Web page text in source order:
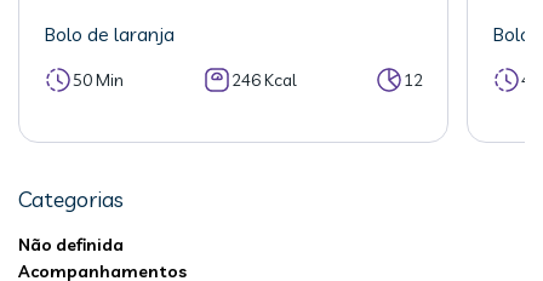
Bolo de laranja
50 Min 246 Kcal 12
Bolo
Categorias
Não definida
Acompanhamentos